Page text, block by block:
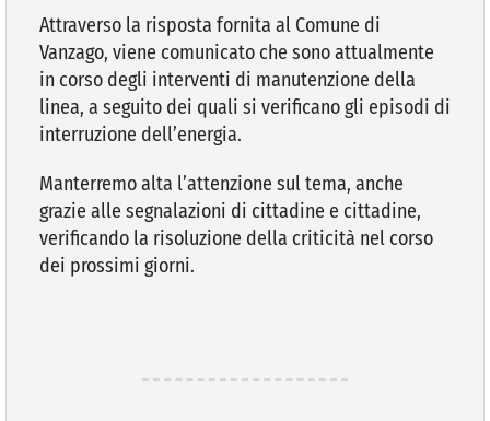
Attraverso la risposta fornita al Comune di
Vanzago, viene comunicato che sono attualmente
in corso degli interventi di manutenzione della
linea, a seguito dei quali si verificano gli episodi di
interruzione dell’energia.
Manterremo alta l’attenzione sul tema, anche
grazie alle segnalazioni di cittadine e cittadine,
verificando la risoluzione della criticità nel corso
dei prossimi giorni.